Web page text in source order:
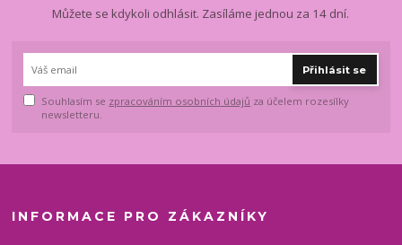
Můžete se kdykoli odhlásit. Zasíláme jednou za 14 dní.
Přihlásit se
Souhlasím se zpracováním osobních údajů za účelem rozesílky
newsletteru.
INFORMACE PRO ZÁKAZNÍKY